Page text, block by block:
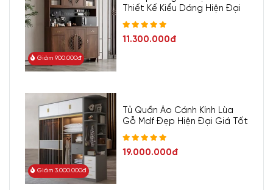
2. Thông tin sản phẩm KTV-
Giảm 900.000đ
Thiết Kế Kiểu Dáng Hiện Đại
11.300.000đ
Giảm 3.000.000đ
Tủ Quần Áo Cánh Kính Lùa
Gỗ Mdf Đẹp Hiện Đại Giá Tốt
19.000.000đ